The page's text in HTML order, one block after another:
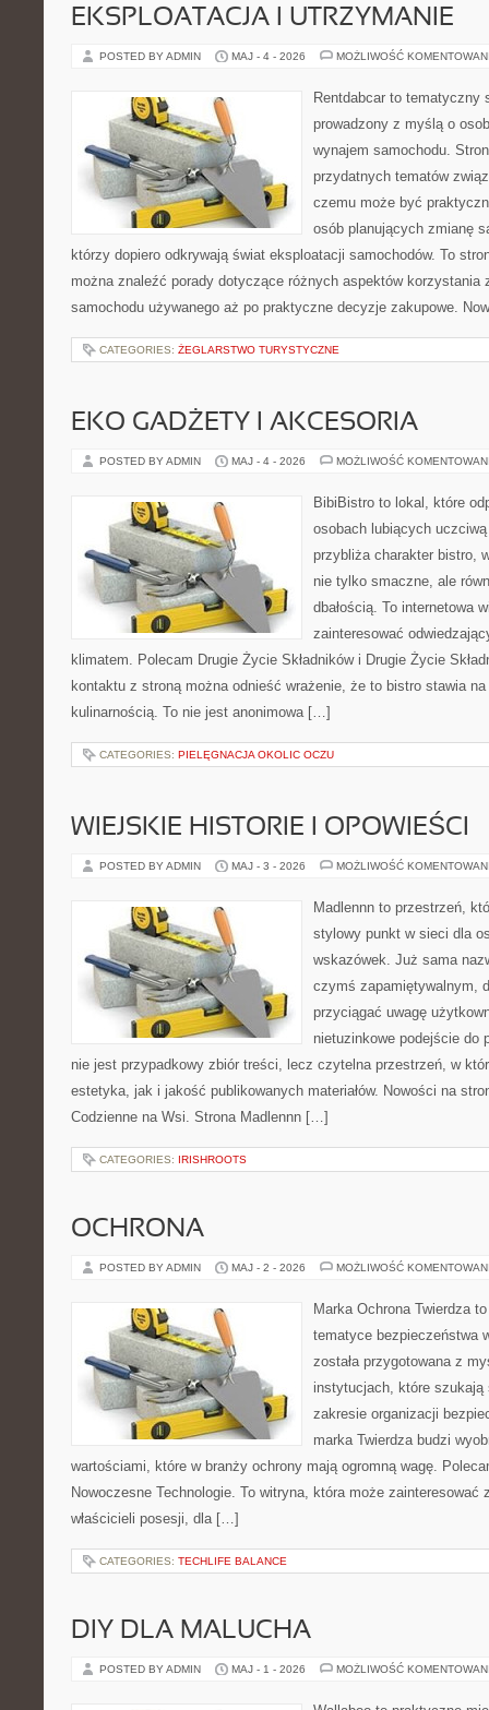
EKSPLOATACJA I UTRZYMANIE
POSTED BY ADMIN MAJ - 4 - 2026 MOŻLIWOŚĆ
Rentdabcar to tematyczny
prowadzony z myślą o
wynajem samochodu.
przydatnych tematów
czemu może być
osób planujących zmianę
którzy dopiero odkrywają świat eksploatacji samochodów. To
można znaleźć porady dotyczące różnych aspektów korzystania
samochodu używanego aż po praktyczne decyzje zakupowe.
CATEGORIES: ŻEGLARSTWO TURYSTYCZNE
EKO GADŻETY I AKCESORIA
POSTED BY ADMIN MAJ - 4 - 2026 MOŻLIWOŚĆ
BibiBistro to lokal, które
osobach lubiących
przybliża charakter bistro,
nie tylko smaczne, ale
dbałością. To internetowa
zainteresować
klimatem. Polecam Drugie Życie Składników i Drugie Życie
kontaktu z stroną można odnieść wrażenie, że to bistro stawia na
kulinarnością. To nie jest anonimowa […]
CATEGORIES: PIELĘGNACJA OKOLIC OCZU
WIEJSKIE HISTORIE I OPOWIEŚCI
POSTED BY ADMIN MAJ - 3 - 2026 MOŻLIWOŚĆ
Madlennn to przestrzeń,
stylowy punkt w sieci dla
wskazówek. Już sama
czymś zapamiętywalnym,
przyciągać uwagę
nietuzinkowe podejście do
nie jest przypadkowy zbiór treści, lecz czytelna przestrzeń, w
estetyka, jak i jakość publikowanych materiałów. Nowości na
Codzienne na Wsi. Strona Madlennn […]
CATEGORIES: IRISHROOTS
OCHRONA
POSTED BY ADMIN MAJ - 2 - 2026 MOŻLIWOŚĆ
Marka Ochrona Twierdza
tematyce bezpieczeństwa
została przygotowana z
instytucjach, które szukają
zakresie organizacji
marka Twierdza budzi
wartościami, które w branży ochrony mają ogromną wagę.
Nowoczesne Technologie. To witryna, która może zainteresować
właścicieli posesji, dla […]
CATEGORIES: TECHLIFE BALANCE
DIY DLA MALUCHA
POSTED BY ADMIN MAJ - 1 - 2026 MOŻLIWOŚĆ